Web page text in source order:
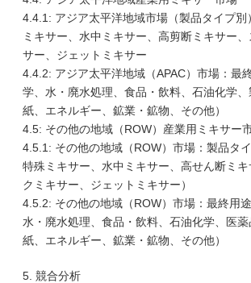
4.4.1: アジア太平洋地域市場（製品タイプ別
ミキサー、水中ミキサー、高剪断ミキサー
サー、ジェットミキサー
4.4.2: アジア太平洋地域（APAC）市場：最
学、水・廃水処理、食品・飲料、石油化学
紙、エネルギー、鉱業・鉱物、その他）
4.5: その他の地域（ROW）産業用ミキサー
4.5.1: その他の地域（ROW）市場：製品タイ
特殊ミキサー、水中ミキサー、高せん断ミ
クミキサー、ジェットミキサー）
4.5.2: その他の地域（ROW）市場：最終用途
水・廃水処理、食品・飲料、石油化学、医
紙、エネルギー、鉱業・鉱物、その他）
5. 競合分析